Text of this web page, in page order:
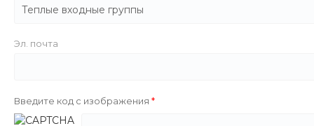
Эл. почта
Введите код с изображения